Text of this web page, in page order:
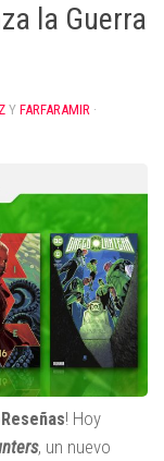
la Guerra
Y FARFARAMIR ·
! Hoy
, un nuevo